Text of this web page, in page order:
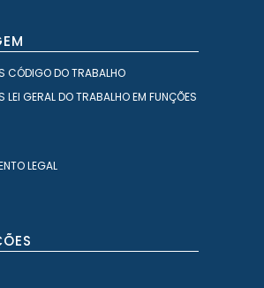
CÓDIGO DO TRABALHO
GERAL DO TRABALHO EM FUNÇÕES
LEGAL